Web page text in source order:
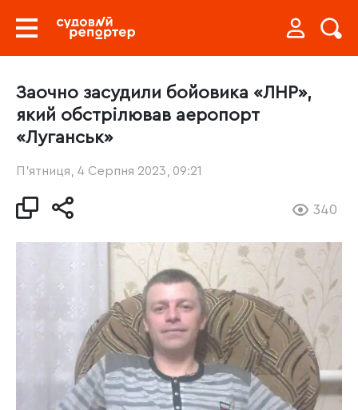
Заочно засудили бойовика «ЛНР»,
який обстрілював аеропорт
«Луганськ»
П’ятниця, 4 Серпня 2023, 09:21
340